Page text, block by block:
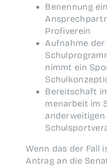
Benen­nung
Profiverein
Auf­nah­me
nimmt ein
Bereit­schaft
men­ar­beit im
ander­wei­ti­gen
Wenn das der Fall
Antrag an die